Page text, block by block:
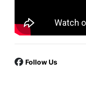
Follow Us